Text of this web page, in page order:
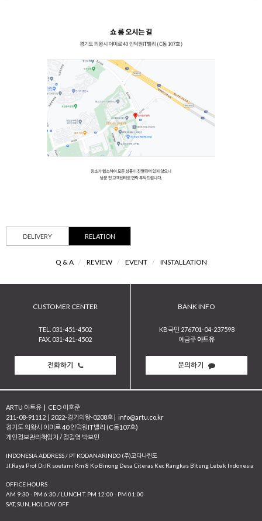
DELIVERY RELATION
Q & A / REVIEW / EVENT / INSTALLATION
CUSTOMER CENTER
TEL. 031-451-4502
FAX. 031-421-4502
전화하기
BANK INFO
KB국민 276701-04-237598
예금주 아트유
문의하기
ARTU 아트유
CEO 이호준
211-08-91112
2022-경기의왕-0208호
info@artu.co.kr
경기도 의왕시 이미로 40 인덕원IT밸리 (C동107호)
개인정보관리책임자 / 정길영 박보민
INDONESIA ADDRESS / PT KODANARINDO (주)코다나린도
JI.Raya Prof Dr.IR soetami Km 8 Kp Binong Desa Citeras Kec Rangkas Bitung Lebak Indonesia
OFFICE HOURS
AM 9:30 - PM 6:30 / LUNCH T. PM 12:00 - PM 01:00
SAT, SUN, HOLIDAY OFF